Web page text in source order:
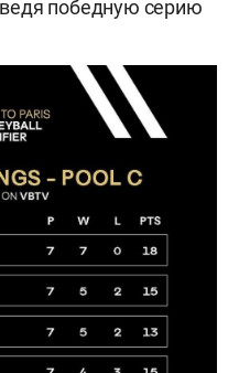
победную серию